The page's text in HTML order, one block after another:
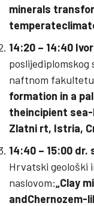
minerals
14:20 – 14:40
naftnom
formation in a
theincipient
Zlatni rt, Istria,
14:40 – 15:00
Hrvatski geološki
naslovom:„Clay
andChernozem-